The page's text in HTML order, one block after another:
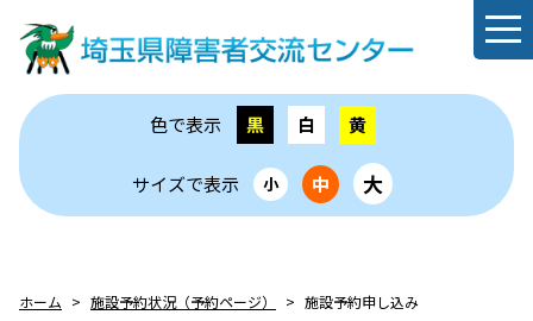
色で表示 黒 白 黄
サイズで表示 小 中 大
ホーム 施設予約状況（予約ページ） 施設予約申し込み